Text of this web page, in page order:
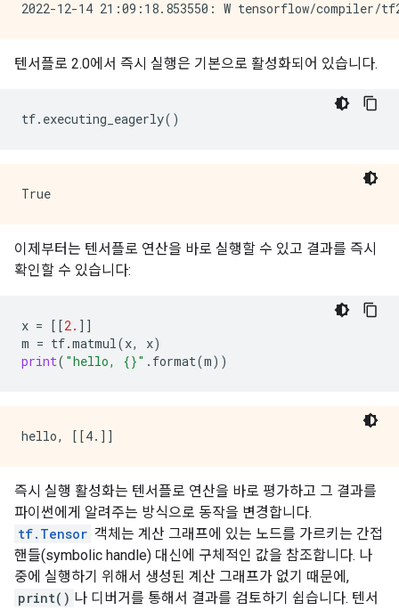
텐서플로 2.0에서 즉시 실행은 기본으로 활성화되어 있습니다.
tf. executing_eagerly()
이제부터는 텐서플로 연산을 바로 실행할 수 있고 결과를 즉시
확인할 수 있습니다:
x = [[2. ]]
m = tf.matmul(x, x)
print( "hello, {}" . format(m))
즉시 실행 활성화는 텐서플로 연산을 바로 평가하고 그 결과를
파이썬에게 알려주는 방식으로 동작을 변경합니다.
tf.Tensor 객체는 계산 그래프에 있는 노드를 가르키는 간접
핸들(symbolic handle) 대신에 구체적인 값을 참조합니다. 나
중에 실행하기 위해서 생성된 계산 그래프가 없기 때문에,
print() 나 디버거를 통해서 결과를 검토하기 쉽습니다. 텐서